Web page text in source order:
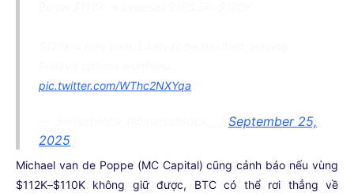
pic.twitter.com/WThc2NXYqa
September 25,
2025
Michael van de Poppe (MC Capital) cũng cảnh báo nếu vùng
$112K–$110K không giữ được, BTC có thể rơi thẳng về